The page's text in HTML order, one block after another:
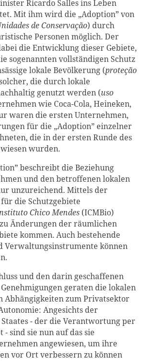
Ricardo Salles ins Leben
Mit ihm wird die „Adoption” von
de Conservação) durch
Personen möglich. Der
die Entwicklung dieser Gebiete,
sogenannten vollständigen Schutz
lokale Bevölkerung (proteção
die durch lokale
genutzt werden (uso
wie Coca-Cola, Heineken,
waren die ersten Unternehmen,
für die „Adoption” einzelner
die in der ersten Runde des
wurden.
beschreibt die Beziehung
und den betroffenen lokalen
unzureichend. Mittels der
die Schutzgebiete
Chico Mendes (ICMBio)
Änderungen der räumlichen
kommen. Auch bestehende
Verwaltungsinstrumente können
und den darin geschaffenen
geraten die lokalen
Abhängigkeiten zum Privatsektor
Angesichts der
Staates - der die Verantwortung per
sind sie nun auf das sie
angewiesen, um ihre
vor Ort verbessern zu können